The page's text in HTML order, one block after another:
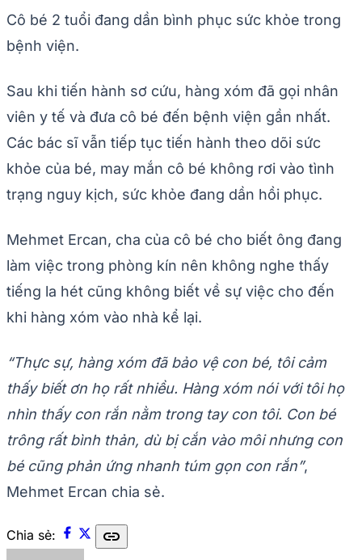
Cô bé 2 tuổi đang dần bình phục sức khỏe trong
bệnh viện.
Sau khi tiến hành sơ cứu, hàng xóm đã gọi nhân
viên y tế và đưa cô bé đến bệnh viện gần nhất.
Các bác sĩ vẫn tiếp tục tiến hành theo dõi sức
khỏe của bé, may mắn cô bé không rơi vào tình
trạng nguy kịch, sức khỏe đang dần hồi phục.
Mehmet Ercan, cha của cô bé cho biết ông đang
làm việc trong phòng kín nên không nghe thấy
tiếng la hét cũng không biết về sự việc cho đến
khi hàng xóm vào nhà kể lại.
“Thực sự, hàng xóm đã bảo vệ con bé, tôi cảm
thấy biết ơn họ rất nhiều. Hàng xóm nói với tôi họ
nhìn thấy con rắn nằm trong tay con tôi. Con bé
trông rất bình thản, dù bị cắn vào môi nhưng con
bé cũng phản ứng nhanh túm gọn con rắn”,
Mehmet Ercan chia sẻ.
Chia sẻ: link